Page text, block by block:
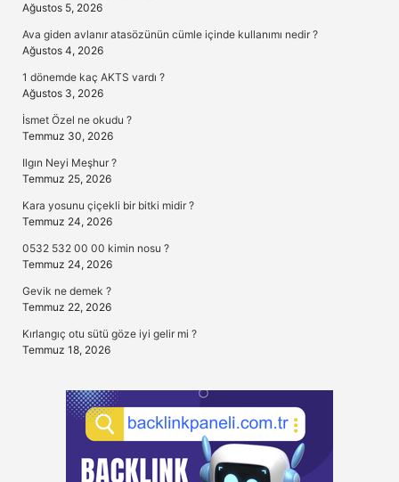
Ağustos 5, 2026
Ava giden avlanır atasözünün cümle içinde kullanımı nedir ?
Ağustos 4, 2026
1 dönemde kaç AKTS vardı ?
Ağustos 3, 2026
İsmet Özel ne okudu ?
Temmuz 30, 2026
Ilgın Neyi Meşhur ?
Temmuz 25, 2026
Kara yosunu çiçekli bir bitki midir ?
Temmuz 24, 2026
0532 532 00 00 kimin nosu ?
Temmuz 24, 2026
Gevik ne demek ?
Temmuz 22, 2026
Kırlangıç otu sütü göze iyi gelir mi ?
Temmuz 18, 2026